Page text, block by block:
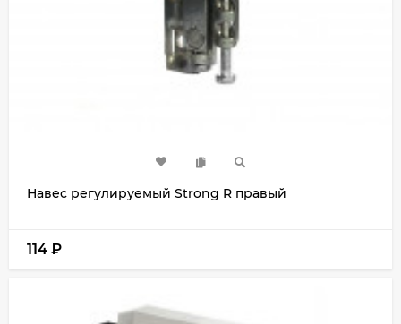
Навес регулируемый Strong R правый
114 ₽